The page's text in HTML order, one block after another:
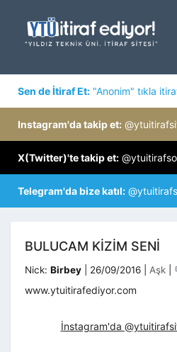
Sen de İtiraf Et: "Anonim" tıkla
Instagram'da takip et:
X(Twitter)'te takip et:
Telegram'da bize katıl:
BULUCAM KIZIM SENI
Nick: Birbey 26/09/2016 Aşk
www.ytuitirafediyor.com
İnstagram'da